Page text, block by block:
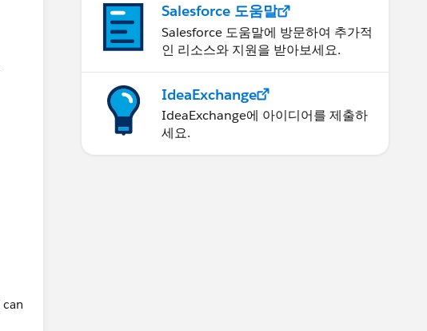
Salesforce 도움말
Salesforce 도움말에 방문하여 추가적
인 리소스와 지원을 받아보세요.
IdeaExchange
IdeaExchange에 아이디어를 제출하
세요.